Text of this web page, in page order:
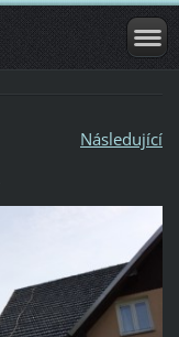
Následující